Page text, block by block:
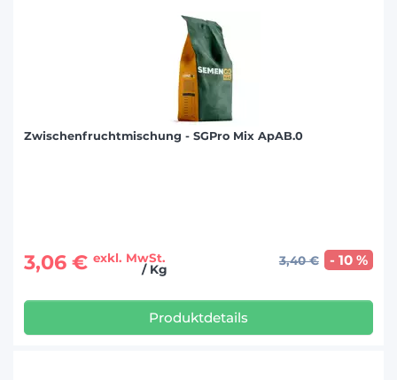
Zwischenfruchtmischung - SGPro Mix ApAB.0
3,06 € exkl. MwSt.
/ Kg
3,40 € - 10 %
Produktdetails